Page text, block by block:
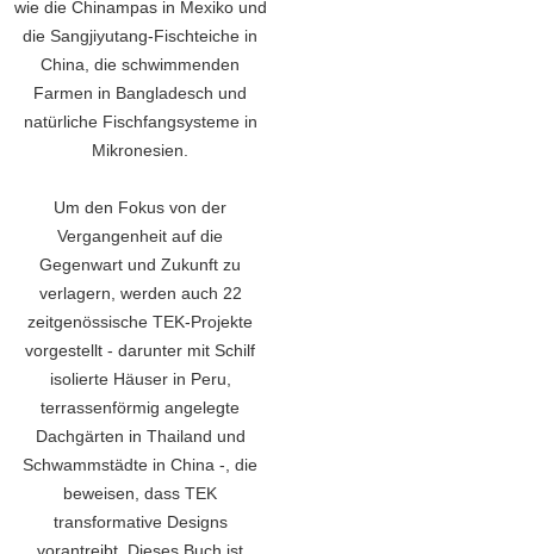
wie die Chinampas in Mexiko und
die Sangjiyutang-Fischteiche in
China, die schwimmenden
Farmen in Bangladesch und
natürliche Fischfangsysteme in
Mikronesien.
Um den Fokus von der
Vergangenheit auf die
Gegenwart und Zukunft zu
verlagern, werden auch 22
zeitgenössische TEK-Projekte
vorgestellt - darunter mit Schilf
isolierte Häuser in Peru,
terrassenförmig angelegte
Dachgärten in Thailand und
Schwammstädte in China -, die
beweisen, dass TEK
transformative Designs